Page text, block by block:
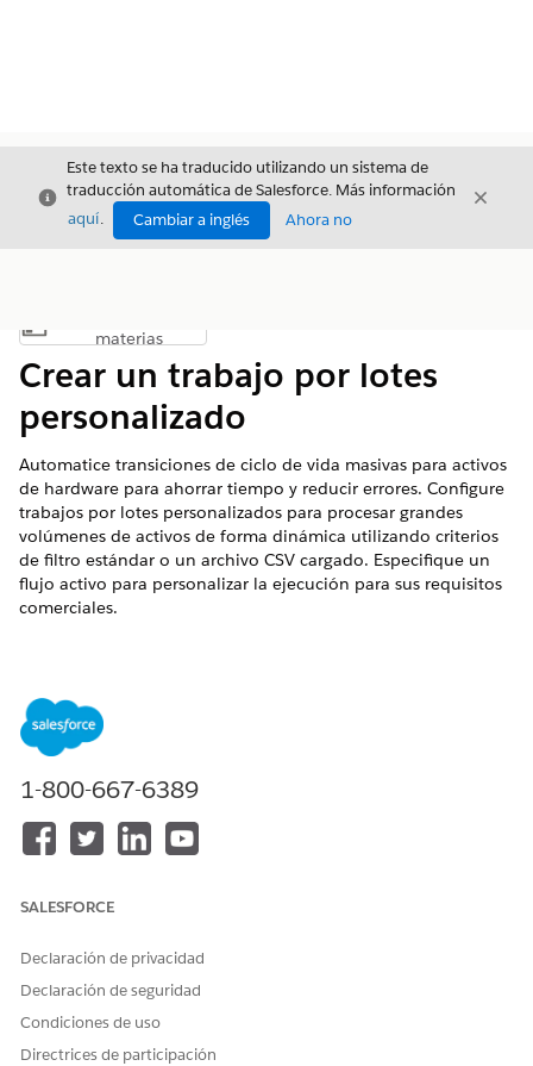
Cerrar
Este texto se ha traducido utilizando un sistema de
traducción automática de Salesforce. Más información
aquí. Cambiar a inglés Ahora no
Cerrar
Mostrar índice de materias
materias
Crear un trabajo por lotes
personalizado
Automatice transiciones de ciclo de vida masivas para activos
de hardware para ahorrar tiempo y reducir errores. Configure
trabajos por lotes personalizados para procesar grandes
volúmenes de activos de forma dinámica utilizando criterios
de filtro estándar o un archivo CSV cargado. Especifique un
flujo activo para personalizar la ejecución para sus requisitos
comerciales.
Disponible en: Lightning Experience
Disponible en: Ediciones
TI
Configure un trabajo por lotes personalizado para
dinámica utilizando criterios de filtro estándar o un
archivo CSV cargado.
1-800-667-6389
SALESFORCE
Declaración de privacidad
Declaración de seguridad
Condiciones de uso
Directrices de participación